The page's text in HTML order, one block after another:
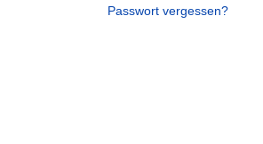
Passwort vergessen?